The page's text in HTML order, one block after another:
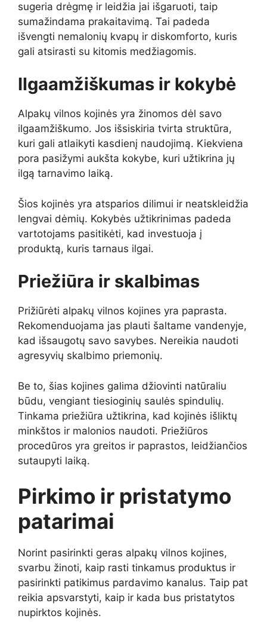
sugeria drėgmę ir leidžia jai išgaruoti, taip
sumažindama prakaitavimą. Tai padeda
išvengti nemalonių kvapų ir diskomforto, kuris
gali atsirasti su kitomis medžiagomis.
Ilgaamžiškumas ir kokybė
Alpakų vilnos kojinės yra žinomos dėl savo
ilgaamžiškumo. Jos išsiskiria tvirta struktūra,
kuri gali atlaikyti kasdienį naudojimą. Kiekviena
pora pasižymi aukšta kokybe, kuri užtikrina jų
ilgą tarnavimo laiką.
Šios kojinės yra atsparios dilimui ir neatskleidžia
lengvai dėmių. Kokybės užtikrinimas padeda
vartotojams pasitikėti, kad investuoja į
produktą, kuris tarnaus ilgai.
Priežiūra ir skalbimas
Prižiūrėti alpakų vilnos kojines yra paprasta.
Rekomenduojama jas plauti šaltame vandenyje,
kad išsaugotų savo savybes. Nereikia naudoti
agresyvių skalbimo priemonių.
Be to, šias kojines galima džiovinti natūraliu
būdu, vengiant tiesioginių saulės spindulių.
Tinkama priežiūra užtikrina, kad kojinės išliktų
minkštos ir malonios naudoti. Priežiūros
procedūros yra greitos ir paprastos, leidžiančios
sutaupyti laiką.
Pirkimo ir pristatymo
patarimai
Norint pasirinkti geras alpakų vilnos kojines,
svarbu žinoti, kaip rasti tinkamus produktus ir
pasirinkti patikimus pardavimo kanalus. Taip pat
reikia apsvarstyti, kaip ir kada bus pristatytos
nupirktos kojinės.